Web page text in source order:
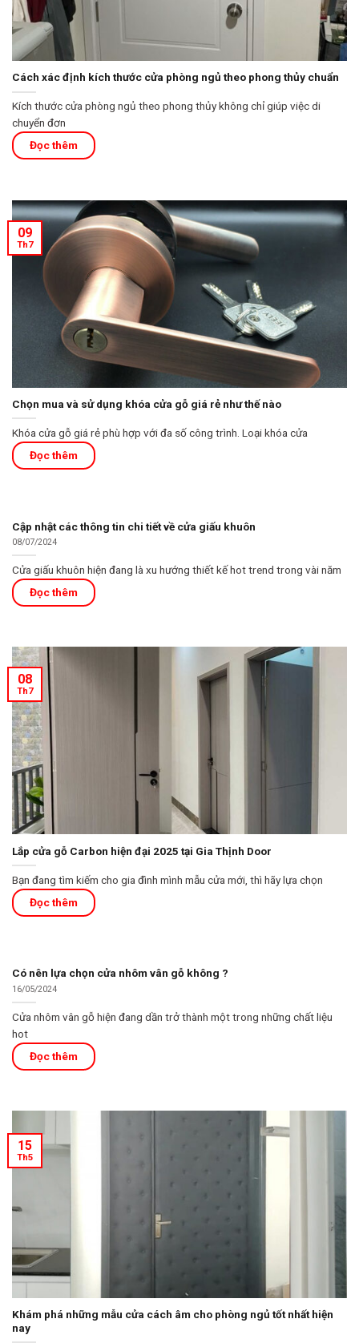
Cách xác định kích thước cửa phòng ngủ theo phong thủy chuẩn
Kích thước cửa phòng ngủ theo phong thủy không chỉ giúp việc di
chuyển đơn
Chọn mua và sử dụng khóa cửa gỗ giá rẻ như thế nào
Khóa cửa gỗ giá rẻ phù hợp với đa số công trình. Loại khóa cửa
09
Th7
Cập nhật các thông tin chi tiết về cửa giấu khuôn
08/07/2024
Cửa giấu khuôn hiện đang là xu hướng thiết kế hot trend trong vài năm
Lắp cửa gỗ Carbon hiện đại 2025 tại Gia Thịnh Door
Bạn đang tìm kiếm cho gia đình mình mẫu cửa mới, thì hãy lựa chọn
08
Th7
Có nên lựa chọn cửa nhôm vân gỗ không ?
16/05/2024
Cửa nhôm vân gỗ hiện đang dần trở thành một trong những chất liệu
hot
Khám phá những mẫu cửa cách âm cho phòng ngủ tốt nhất hiện
nay
15
Th5